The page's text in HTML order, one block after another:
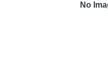
No